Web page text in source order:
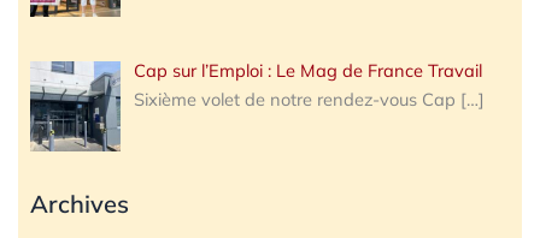
Cap sur l’Emploi : Le Mag de France Travail
Sixième volet de notre rendez-vous Cap […]
Archives